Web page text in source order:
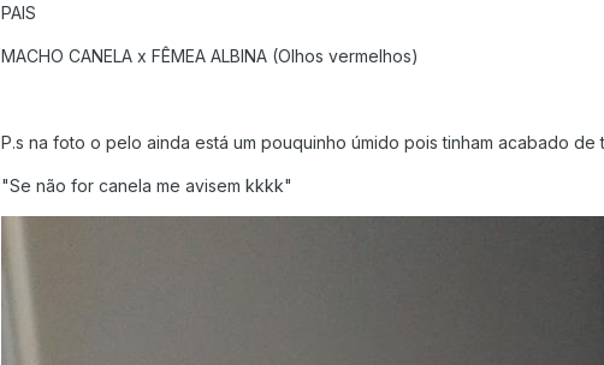
PAIS
MACHO CANELA x FÊMEA ALBINA (Olhos vermelhos)
P.s na foto o pelo ainda está um pouquinho úmido pois tinham acabado de
"Se não for canela me avisem kkkk"